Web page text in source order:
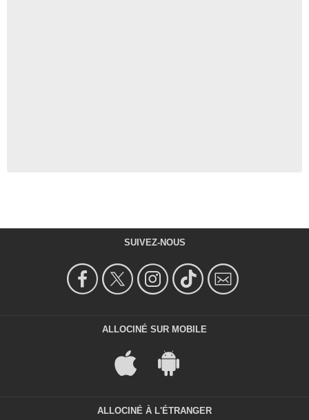
SUIVEZ-NOUS
ALLOCINÉ SUR MOBILE
ALLOCINÉ À L'ÉTRANGER